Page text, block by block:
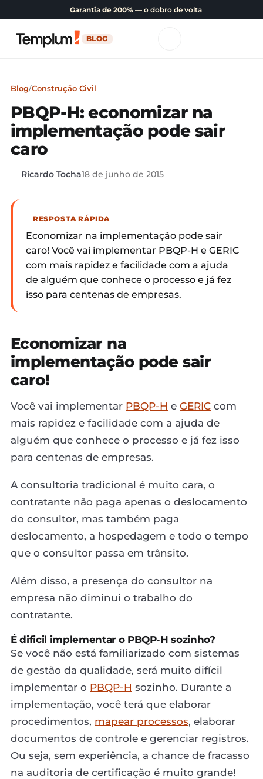
Garantia de 200% — o dobro de volta
BLOG
Blog/Construção Civil
PBQP-H: economizar na
implementação pode sair
caro
Ricardo Tocha18 de junho de 2015
RESPOSTA RÁPIDA
Economizar na implementação pode sair
caro! Você vai implementar PBQP-H e GERIC
com mais rapidez e facilidade com a ajuda
de alguém que conhece o processo e já fez
isso para centenas de empresas.
Economizar na
implementação pode sair
caro!
Você vai implementar PBQP-H e GERIC com
mais rapidez e facilidade com a ajuda de
alguém que conhece o processo e já fez isso
para centenas de empresas.
A consultoria tradicional é muito cara, o
contratante não paga apenas o deslocamento
do consultor, mas também paga
deslocamento, a hospedagem e todo o tempo
que o consultor passa em trânsito.
Além disso, a presença do consultor na
empresa não diminui o trabalho do
contratante.
É dificil implementar o PBQP-H sozinho?
Se você não está familiarizado com sistemas
de gestão da qualidade, será muito difícil
implementar o PBQP-H sozinho. Durante a
implementação, você terá que elaborar
procedimentos, mapear processos, elaborar
documentos de controle e gerenciar registros.
Ou seja, sem experiência, a chance de fracasso
na auditoria de certificação é muito grande!